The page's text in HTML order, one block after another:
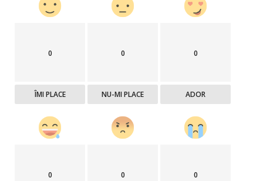
0
ÎMI PLACE
0
NU-MI PLACE
0
ADOR
0 0 0